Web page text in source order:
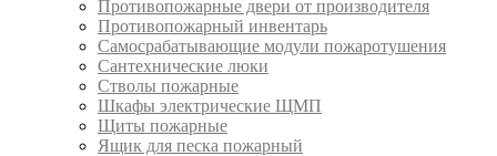
Противопожарные двери от производителя
Противопожарный инвентарь
Самосрабатывающие модули пожаротушения
Сантехнические люки
Стволы пожарные
Шкафы электрические ЩМП
Щиты пожарные
Ящик для песка пожарный